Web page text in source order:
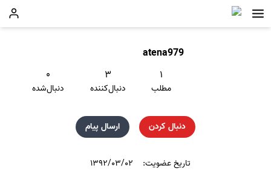
atena979
۱
مطلب
۳
دنبال‌کننده
۰
دنبال‌شده
دنبال کردن ارسال پیام
تاریخ عضویت: ۱۳۹۲/۰۳/۰۲